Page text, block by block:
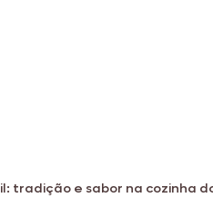
tradição e sabor na cozinha